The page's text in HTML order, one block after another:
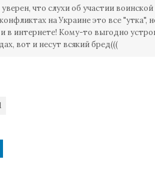
что слухи об участии
на Украине это все "утка",
в интернете! Кому-то выгодно
вот и несут всякий бред(((